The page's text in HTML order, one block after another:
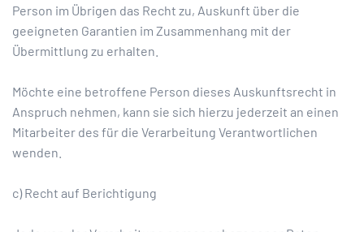
Person im Übrigen das Recht zu, Auskunft über die
geeigneten Garantien im Zusammenhang mit der
Übermittlung zu erhalten.
Möchte eine betroffene Person dieses Auskunftsrecht in
Anspruch nehmen, kann sie sich hierzu jederzeit an einen
Mitarbeiter des für die Verarbeitung Verantwortlichen
wenden.
c) Recht auf Berichtigung